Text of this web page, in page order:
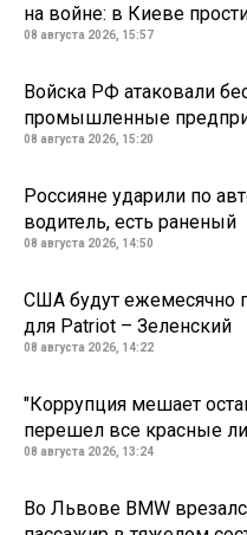
на войне: в Киеве
08 августа 2026, 15:57
Войска РФ атаковали
промышленные
08 августа 2026, 15:20
Россияне ударили по
водитель, есть раненый
08 августа 2026, 14:50
США будут ежемесячно
для Patriot – Зеленский
08 августа 2026, 14:22
"Коррупция мешает
перешел все красные
08 августа 2026, 13:24
Во Львове BMW